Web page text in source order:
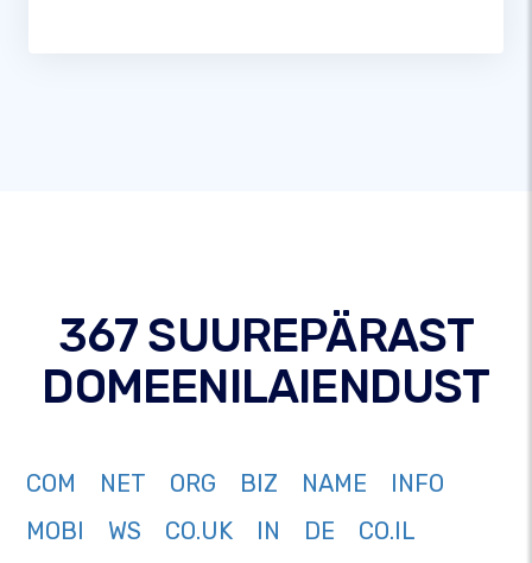
367 SUUREPÄRAST
DOMEENILAIENDUST
COM NET ORG BIZ NAME
INFO
MOBI
WS CO.UK IN DE
CO.IL